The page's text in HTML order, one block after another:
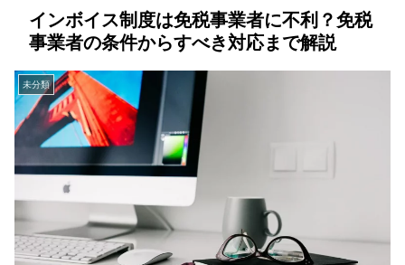
インボイス制度は免税事業者に不利？免税
事業者の条件からすべき対応まで解説
未分類